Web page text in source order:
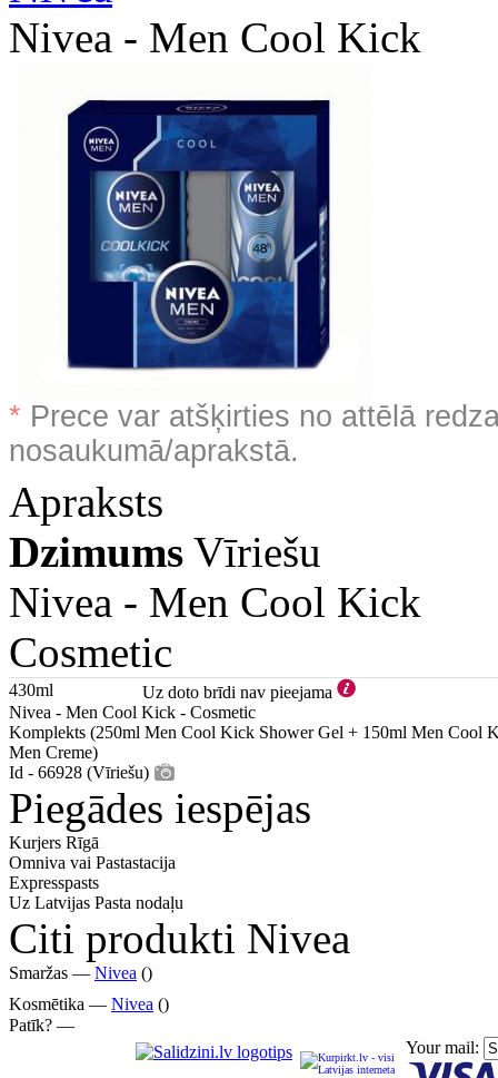
Nivea - Men Cool Kick
* Prece var atšķirties no attēlā
nosaukumā/aprakstā.
Apraksts
Dzimums Vīriešu
Nivea - Men Cool Kick
Cosmetic
430ml
Uz doto brīdi nav pieejama
Nivea - Men Cool Kick - Cosmetic
Komplekts (250ml Men Cool Kick Shower Gel + 150ml Men Cool
Men Creme)
Id - 66928 (Vīriešu)
Piegādes iespējas
Kurjers Rīgā
Omniva vai Pastastacija
Expresspasts
Uz Latvijas Pasta nodaļu
Citi produkti Nivea
Smaržas — Nivea ()
Kosmētika — Nivea ()
Patīk? —
Your mail: